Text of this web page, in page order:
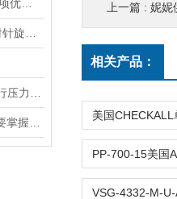
上一篇 : 妮妮
相关产品：